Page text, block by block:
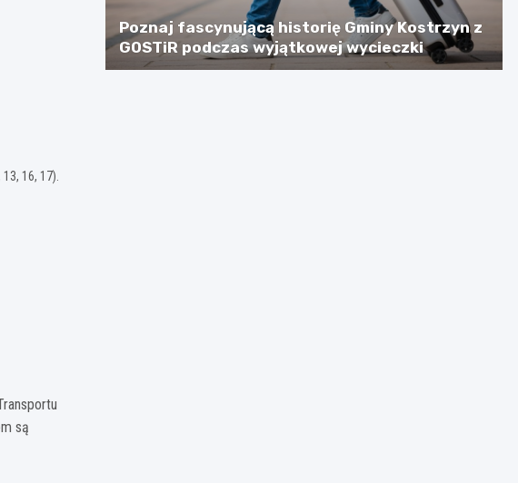
16, 17).
są
Poznaj fascynującą historię Gminy Kostrzyn z
GOSTiR podczas wyjątkowej wycieczki